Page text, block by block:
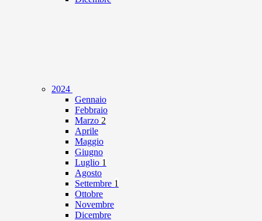
2024
Gennaio
Febbraio
Marzo 2
Aprile
Maggio
Giugno
Luglio 1
Agosto
Settembre 1
Ottobre
Novembre
Dicembre